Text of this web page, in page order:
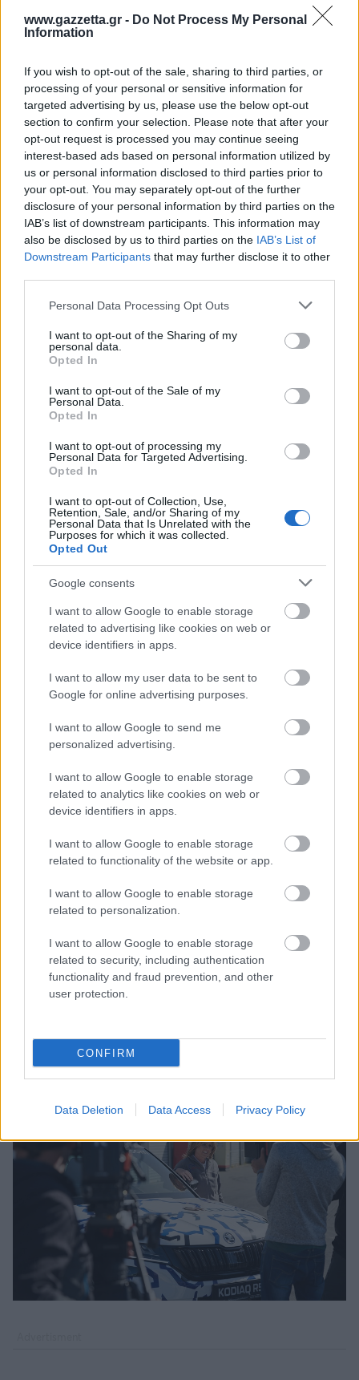
www.gazzetta.gr - Do Not Process My Personal
Information
If you wish to opt-out of the sale, sharing to third parties, or
processing of your personal or sensitive information for
targeted advertising by us, please use the below opt-out
section to confirm your selection. Please note that after your
opt-out request is processed you may continue seeing
interest-based ads based on personal information utilized by
us or personal information disclosed to third parties prior to
your opt-out. You may separately opt-out of the further
disclosure of your personal information by third parties on the
IAB’s list of downstream participants. This information may
also be disclosed by us to third parties on the IAB’s List of
Downstream Participants that may further disclose it to other
Please note that this website/app uses one or more Google
not limited to your visit or usage behaviour. You may click to
grant or deny consent to Google and its third-party tags to
use your data for below specified purposes in below Google
consent section.
Personal Data Processing Opt Outs
I want to opt-out of the Sharing of my
personal data.
Opted In
I want to opt-out of the Sale of my
Personal Data.
Opted In
I want to opt-out of processing my
Personal Data for Targeted Advertising.
Opted In
I want to opt-out of Collection, Use,
Retention, Sale, and/or Sharing of my
Personal Data that Is Unrelated with the
Purposes for which it was collected.
Opted Out
Google consents
I want to allow Google to enable storage
related to advertising like cookies on web or
device identifiers in apps.
I want to allow my user data to be sent to
Google for online advertising purposes.
I want to allow Google to send me
personalized advertising.
I want to allow Google to enable storage
related to analytics like cookies on web or
device identifiers in apps.
I want to allow Google to enable storage
related to functionality of the website or app.
I want to allow Google to enable storage
related to personalization.
I want to allow Google to enable storage
related to security, including authentication
functionality and fraud prevention, and other
user protection.
CONFIRM
Data Deletion Data Access Privacy Policy
Νίρμπουργκρινγκ. Παράλληλα με τις αγωνιστικές
δραστηριότητες, δημιούργησε την Sabine Schmitz
στους φίλους της ταχύτητας γρήγορες βόλτες στο
Νίρμπουργκρινγκ.«Οι αγώνες αυτοκινήτου
γεννήθηκαν στο Νίρμπουργκρινγκ. Όταν άνοιξε τις
πύλες του το 1927, δεν ήταν μόνο πίστα αγώνων
αλλά και πίστα δοκιμών. Όποιος έρχεται εδώ
θέλει να επιστρέψει ξανά. Είναι κάτι σαν
ναρκωτικό»,έλεγε η Σαμπίνε.
οδηγός ταξί στον κόσμο»αλλά και η άνεση της
μπροστά στις κάμερες, της άνοιξαν την πόρτα της
αγώνες αυτοκινήτου και στη συνέχεια ως
συμπαρουσιάστρια σε εκπομπές της γερμανικής
τηλεόρασης.
Gear του BBC, όπου εμφανίστηκε σε αρκετά
επεισόδια. Σε ένα από αυτά συναγωνίστηκε τον
παρουσιαστή Τζέρεμι Κλάρκσον στο
δευτερόλεπτα.